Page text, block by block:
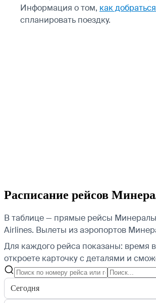
Информация о том, как
спланировать поездку.
Расписание рейсов
В таблице — прямые рейсы
Airlines. Вылеты из аэропортов
Для каждого рейса показаны: время
откроете карточку с деталями и
Сегодня